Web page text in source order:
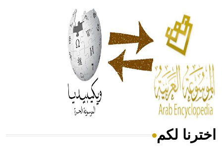
الحكم، الأدلة، تنظيم التغذية، ورسالته في جروح الرأس. ويعود
له الفضل بأنه حرر الطب من الدين والفلسفة.
- هل تعلم أن المرجان إفراز حيواني يتكون في البحر ويتركب
من مادة كربونات الكلسيوم، وهو أحمر أو شديد الحمرة وهو
أجود أنواعه، ويمتاز بكبر الحجم ويسمى الش
هل تعلم أن الأبسيد كلمة فرنسية اللفظ تم اعتمادها مصطلحاً
اخترنا لكم